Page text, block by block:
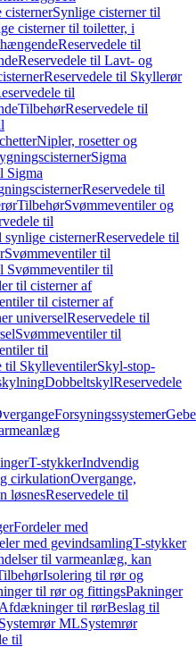
cisternerSynlige cisterner til
cisterner til toiletter, i
Reservedele til
Reservedele til Lavt- og
Reservedele til Skyllerør
til
TilbehørReservedele til
Nipler, rosetter og
Sigma
Sigma
Reservedele til
TilbehørSvømmeventiler og
til
cisternerReservedele til
Svømmeventiler til
Svømmeventiler til
til cisterner af
til cisterner af
universelReservedele til
Svømmeventiler til
til
til SkylleventilerSkyl-stop-
DobbeltskylReservedele
Forsyningssystemer
T-stykkerIndvendig
cirkulationOvergange,
løsnesReservedele til
Fordeler med
med gevindsamlingT-stykker
til varmeanlæg, kan
Isolering til rør og
til rør og fittingsPakninger
Afdækninger til rørBeslag til
Systemrør MLSystemrør
til